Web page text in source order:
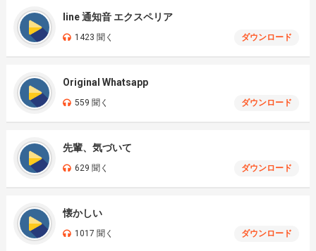
line 通知音 エクスペリア
1423 聞く ダウンロード
Original Whatsapp
559 聞く ダウンロード
先輩、気づいて
629 聞く ダウンロード
懐かしい
1017 聞く ダウンロード